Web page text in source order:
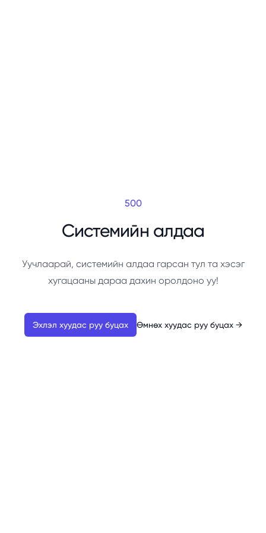
500
Системийн алдаа
Уучлаарай, системийн алдаа гарсан тул та хэсэг
хугацааны дараа дахин оролдоно уу!
Эхлэл хуудас руу буцах Өмнөх хуудас руу буцах →